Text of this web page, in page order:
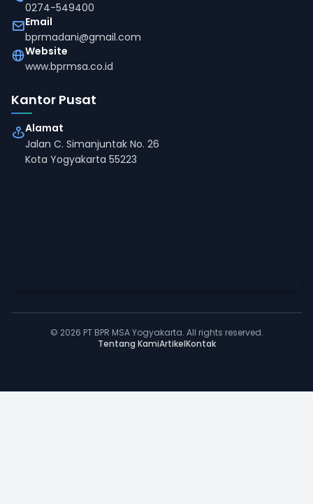
0274-549400
Email
bprmadani@gmail.com
Website
www.bprmsa.co.id
Kantor Pusat
Alamat
Jalan C. Simanjuntak No. 26
Kota Yogyakarta 55223
© 2026 PT BPR MSA Yogyakarta. All rights reserved.
Tentang KamiArtikelKontak